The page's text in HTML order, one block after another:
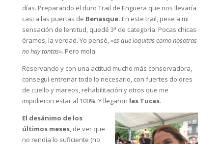
días. Preparando el duro Trail de Enguera que nos llevaría
casi a las puertas de Benasque. En este trail, pese a mi
sensación de lentitud, quedé 3ª de categoría. Pocas chicas
éramos, la verdad. Yo pensé,«es que loquitas como nosotras
no hay tantas». Pero mola.
Reservando y con una actitud mucho más conservadora,
conseguí entrenar todo lo necesario, con fuertes dolores
de cuello y mareos, rehabilitación y otros que me
impidieron estar al 100%. Y llegaron las Tucas.
El desánimo de los
últimos meses, de ver que
no rendía lo suficiente (no